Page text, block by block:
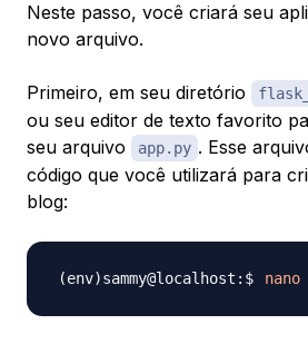
Neste passo, você criará seu
novo arquivo.
Primeiro, em seu diretório
ou seu editor de texto favorito
seu arquivo
app.py . Esse
código que você utilizará para
blog:
nano